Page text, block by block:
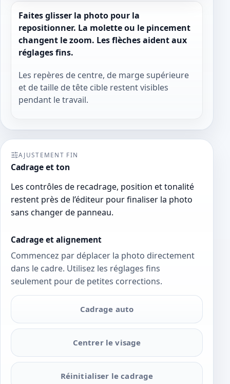
Faites glisser la photo pour la
repositionner. La molette ou le pincement
changent le zoom. Les flèches aident aux
réglages fins.
Les repères de centre, de marge supérieure
et de taille de tête cible restent visibles
pendant le travail.
AJUSTEMENT FIN
Cadrage et ton
Les contrôles de recadrage, position et tonalité
restent près de l’éditeur pour finaliser la photo
sans changer de panneau.
Cadrage et alignement
Commencez par déplacer la photo directement
dans le cadre. Utilisez les réglages fins
seulement pour de petites corrections.
Cadrage auto
Centrer le visage
Réinitialiser le cadrage